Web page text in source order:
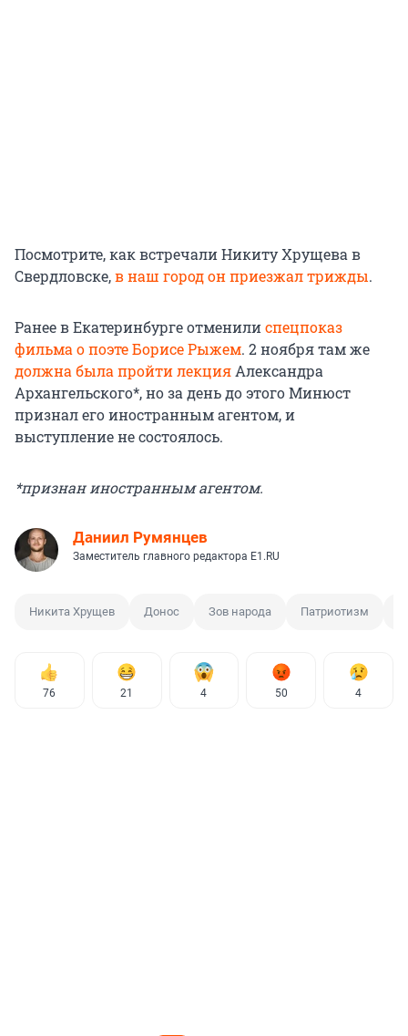
Посмотрите, как встречали Никиту Хрущева в
Свердловске,в наш город он приезжал трижды.
Ранее в Екатеринбурге отменилиспецпоказ
фильма о поэте Борисе Рыжем. 2 ноября там же
должна была пройти лекцияАлександра
Архангельского*, но за день до этого Минюст
признал его иностранным агентом, и
выступление не состоялось.
*признан иностранным агентом.
Даниил Румянцев
Заместитель главного редактора E1.RU
Никита Хрущев Донос Зов народа Патриотизм
76 21 4 50 4